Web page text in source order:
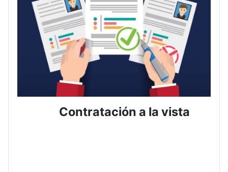
Contratación a la vista